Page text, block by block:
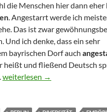
die Menschen hier dann
. Angestarrt werde ich
Das ist zwar
Und ich denke, dass ein sehr
bayrischen Dorf auch
heißt und fließend Deutsch
Empörung mal anders
weiterlesen →